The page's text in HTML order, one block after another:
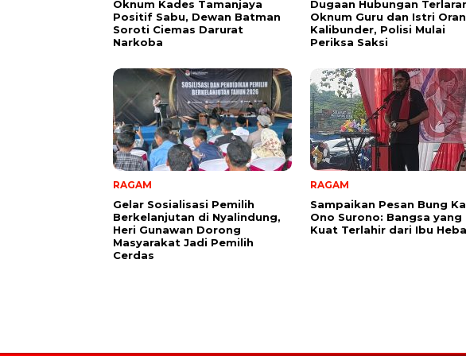
Oknum Kades Tamanjaya
Positif Sabu, Dewan Batman
Soroti Ciemas Darurat
Narkoba
Dugaan Hubungan
Oknum Guru dan Istri
Kalibunder, Polisi Mulai
Periksa Saksi
RAGAM
Gelar Sosialisasi Pemilih
Berkelanjutan di Nyalindung,
Heri Gunawan Dorong
Masyarakat Jadi Pemilih
Cerdas
RAGAM
Sampaikan Pesan Bung
Ono Surono: Bangsa yang
Kuat Terlahir dari Ibu